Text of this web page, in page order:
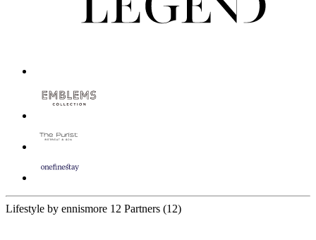
Lifestyle by ennismore 12 Partners (12)